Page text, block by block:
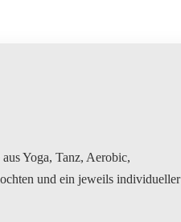
Yoga, Tanz, Aerobic,
und ein jeweils individueller